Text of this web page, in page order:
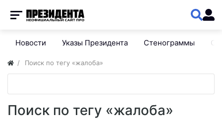
Новости Указы Президента Стенограммы
Поиск по тегу «жалоба»
Поиск по тегу «жалоба»